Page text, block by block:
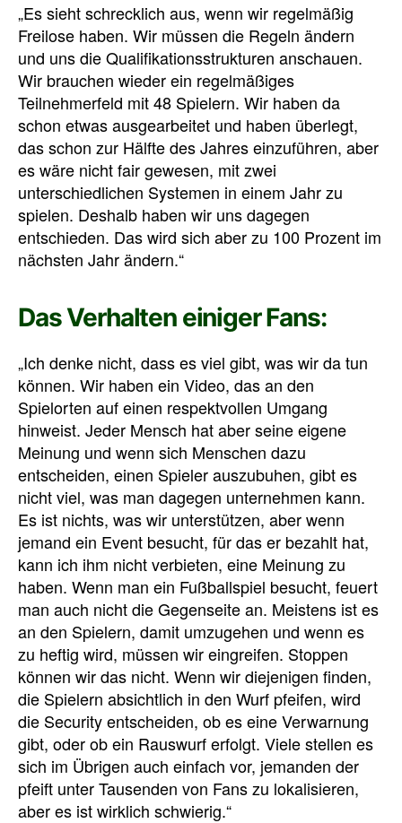
„Es sieht schrecklich aus, wenn wir regelmäßig
Freilose haben. Wir müssen die Regeln ändern
und uns die Qualifikationsstrukturen anschauen.
Wir brauchen wieder ein regelmäßiges
Teilnehmerfeld mit 48 Spielern. Wir haben da
schon etwas ausgearbeitet und haben überlegt,
das schon zur Hälfte des Jahres einzuführen, aber
es wäre nicht fair gewesen, mit zwei
unterschiedlichen Systemen in einem Jahr zu
spielen. Deshalb haben wir uns dagegen
entschieden. Das wird sich aber zu 100 Prozent im
nächsten Jahr ändern.“
Das Verhalten einiger Fans:
„Ich denke nicht, dass es viel gibt, was wir da tun
können. Wir haben ein Video, das an den
Spielorten auf einen respektvollen Umgang
hinweist. Jeder Mensch hat aber seine eigene
Meinung und wenn sich Menschen dazu
entscheiden, einen Spieler auszubuhen, gibt es
nicht viel, was man dagegen unternehmen kann.
Es ist nichts, was wir unterstützen, aber wenn
jemand ein Event besucht, für das er bezahlt hat,
kann ich ihm nicht verbieten, eine Meinung zu
haben. Wenn man ein Fußballspiel besucht, feuert
man auch nicht die Gegenseite an. Meistens ist es
an den Spielern, damit umzugehen und wenn es
zu heftig wird, müssen wir eingreifen. Stoppen
können wir das nicht. Wenn wir diejenigen finden,
die Spielern absichtlich in den Wurf pfeifen, wird
die Security entscheiden, ob es eine Verwarnung
gibt, oder ob ein Rauswurf erfolgt. Viele stellen es
sich im Übrigen auch einfach vor, jemanden der
pfeift unter Tausenden von Fans zu lokalisieren,
aber es ist wirklich schwierig.“